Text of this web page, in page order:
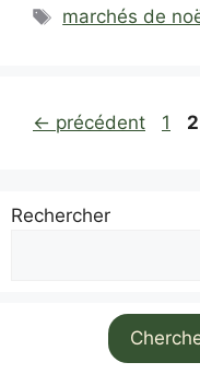
Étiquettes
marchés de
← précédent Page
1 2
Rechercher